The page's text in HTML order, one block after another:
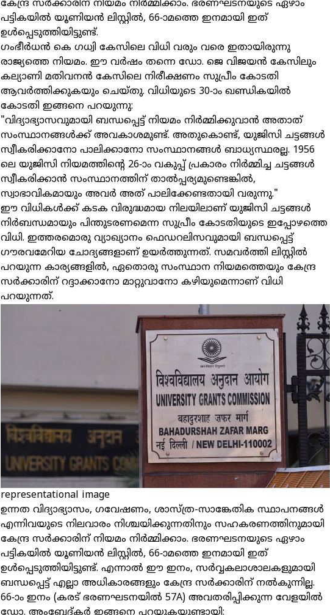
കേന്ദ്ര സര്‍ക്കാരിന് നിയമം നിര്‍മ്മിക്കാം. ഭരണഘടനയുടെ ഏഴാം
പട്ടികയില്‍ യൂണിയന്‍ ലിസ്റ്റില്‍, 66-ാമത്തെ ഇനമായി ഇത്
ഉള്‍പ്പെടുത്തിയിട്ടുണ്ട്.
ഗംഭീര്‍ധന്‍ കെ ഗധ്വി കേസിലെ വിധി വരും വരെ ഇതായിരുന്നു
രാജ്യത്തെ നിയമം. ഈ വര്‍ഷം തന്നെ ഡോ. ജെ വിജയന്‍ കേസിലും
കല്യാണി മതിവനന്‍ കേസിലെ നിരീക്ഷണം സുപ്രീം കോടതി
ആവര്‍ത്തിക്കുകയും ചെയ്തു. വിധിയുടെ 30-ാം ഖണ്ഡികയില്‍
കോടതി ഇങ്ങനെ പറയുന്നു:
"വിദ്യാഭ്യാസവുമായി ബന്ധപ്പെട്ട് നിയമം നിര്‍മ്മിക്കുവാന്‍ അതാത്
സംസ്ഥാനങ്ങള്‍ക്ക് അവകാശമുണ്ട്. അതുകൊണ്ട്, യുജിസി ചട്ടങ്ങള്‍
സ്വീകരിക്കാനോ പാലിക്കാനോ സംസ്ഥാനങ്ങള്‍ ബാധ്യസ്ഥരല്ല. 1956
ലെ യുജിസി നിയമത്തിന്റെ 26-ാം വകുപ്പ് പ്രകാരം നിര്‍മ്മിച്ച ചട്ടങ്ങള്‍
സ്വീകരിക്കാന്‍ സംസ്ഥാനത്തിന് താല്‍പ്പര്യമുണ്ടെങ്കില്‍,
സ്വാഭാവികമായും അവര്‍ അത് പാലിക്കേണ്ടതായി വരുന്നു."
ഈ വിധികള്‍ക്ക് കടക വിരുദ്ധമായ നിലയിലാണ് യുജിസി ചട്ടങ്ങള്‍
നിര്‍ബന്ധമായും പിന്തുടരണമെന്ന സുപ്രീം കോടതിയുടെ ഇപ്പോഴത്തെ
വിധി. ഇത്തരമൊരു വ്യാഖ്യാനം ഫെഡറലിസവുമായി ബന്ധപ്പെട്ട്
ഗൗരവമേറിയ ചോദ്യങ്ങളാണ് ഉയര്‍ത്തുന്നത്. സമവര്‍ത്തി ലിസ്റ്റില്‍
പറയുന്ന കാര്യങ്ങളില്‍, ഏതൊരു സംസ്ഥാന നിയമത്തെയും കേന്ദ്ര
സര്‍ക്കാരിന് റദ്ദാക്കാനോ മാറ്റുവാനോ കഴിയുമെന്നാണ് വിധി
പറയുന്നത്.
representational image
ഉന്നത വിദ്യാഭ്യാസം, ഗവേഷണം, ശാസ്ത്ര-സാങ്കേതിക സ്ഥാപനങ്ങള്‍
എന്നിവയുടെ നിലവാരം നിശ്ചയിക്കുന്നതിനും സഹകരണത്തിനുമായി
കേന്ദ്ര സര്‍ക്കാരിന് നിയമം നിര്‍മ്മിക്കാം. ഭരണഘടനയുടെ ഏഴാം
പട്ടികയില്‍ യൂണിയന്‍ ലിസ്റ്റില്‍, 66-ാമത്തെ ഇനമായി ഇത്
ഉള്‍പ്പെടുത്തിയിട്ടുണ്ട്. എന്നാല്‍ ഈ ഇനം, സര്‍വ്വകലാശാലകളുമായി
ബന്ധപ്പെട്ട് എല്ലാ അധികാരങ്ങളും കേന്ദ്ര സര്‍ക്കാരിന് നല്‍കുന്നില്ല.
66-ാം ഇനം (കരട് ഭരണഘടനയില്‍ 57A) അവതരിപ്പിക്കുന്ന വേളയില്‍
ഡോ. അംബേദ്കർ ഇങ്ങനെ പറയുകയുണ്ടായി: